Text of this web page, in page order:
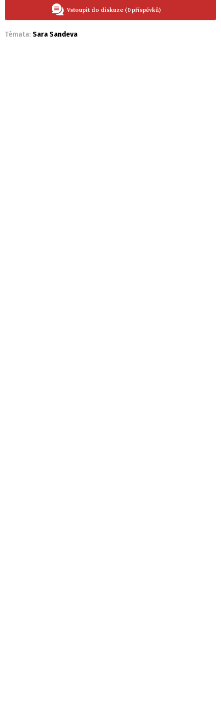
Vstoupit do diskuze (0 příspěvků)
Témata: Sara Sandeva